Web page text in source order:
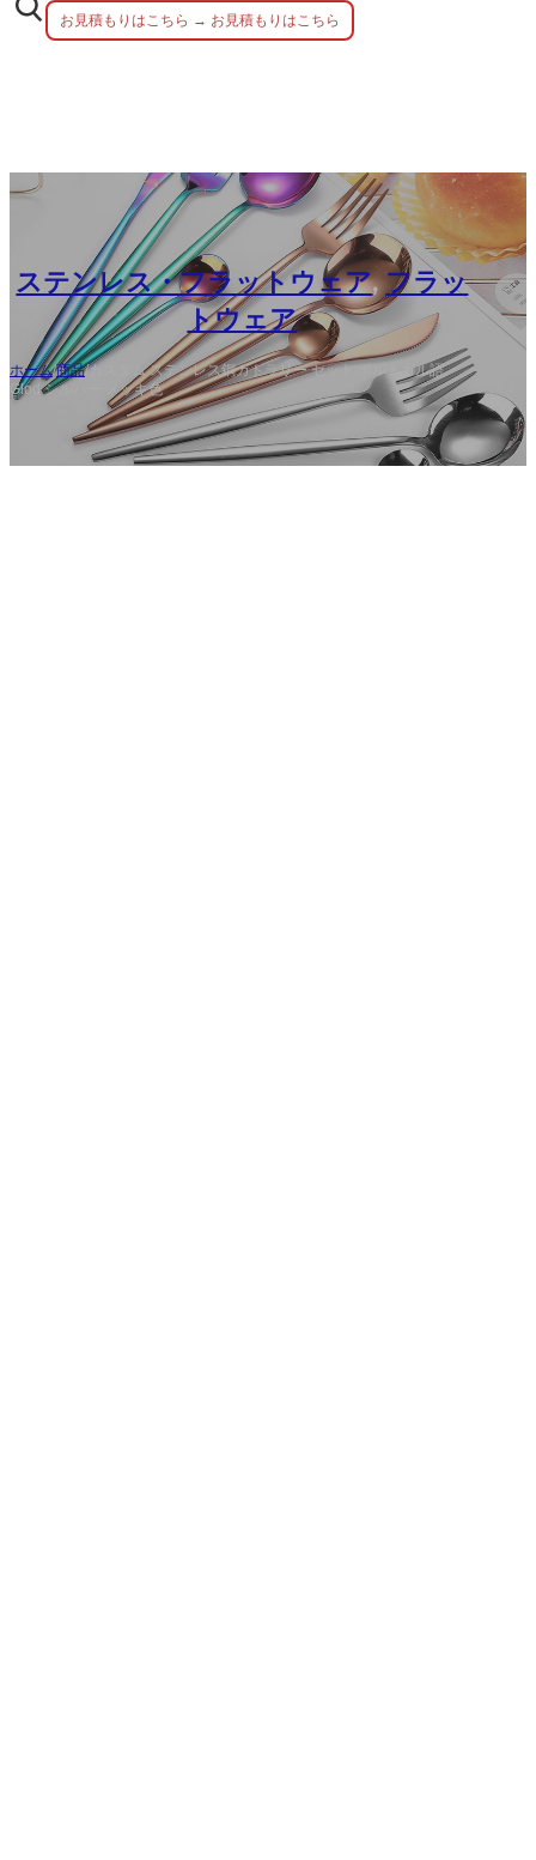
お見積もりはこちら → お見積もりはこちら
ステンレス・フラットウェア,フラッ
トウェア
ホーム/商品/カスタム ステンレス鋼カトラリー セット ポルトガル語
Glod シルバー メッキ色